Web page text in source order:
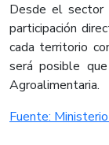
Desde el sector
participación
cada territorio
será posible
Agroalimentaria.​
Fuente: